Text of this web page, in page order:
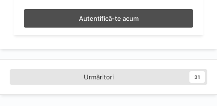
Autentifică-te acum
Urmăritori 31